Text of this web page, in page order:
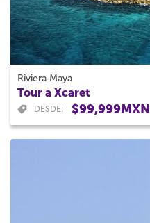
Riviera Maya
Tour a Xcaret
DESDE: $99,999MXN